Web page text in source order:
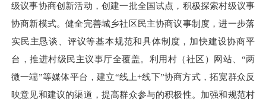
级议事协商创新活动，创建一批全国试点，积极探索村级议事
协商新模式。健全完善城乡社区民主协商议事制度，进一步落
实民主恳谈、评议等基本规范和具体制度，加快建设协商平
台，推进村级民主议事厅全覆盖。利用村（社区）网站、“两
微一端”等媒体平台，建立“线上+线下”协商方式，拓宽群众反
映意见和建议的渠道，提高群众参与的积极性。加强和规范村